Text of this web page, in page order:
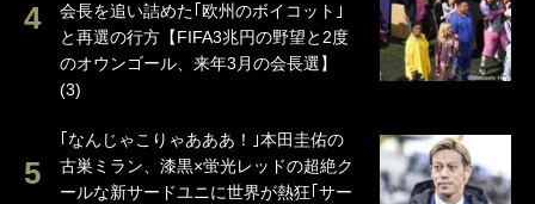
会長を追い詰めた｢欧州のボイコット｣
と再選の行方【FIFA3兆円の野望と2度
のオウンゴール、来年3月の会長選】
(3)
｢なんじゃこりゃあああ！｣本田圭佑の
古巣ミラン、漆黒×蛍光レッドの超絶ク
ールな新サードユニに世界が熱狂｢サー